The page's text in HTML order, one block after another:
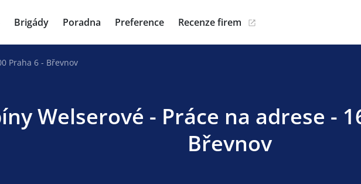
Brigády Poradna Preference Recenze firem
Praha 6 - Břevnov
Welserové - Práce na adrese -
Břevnov